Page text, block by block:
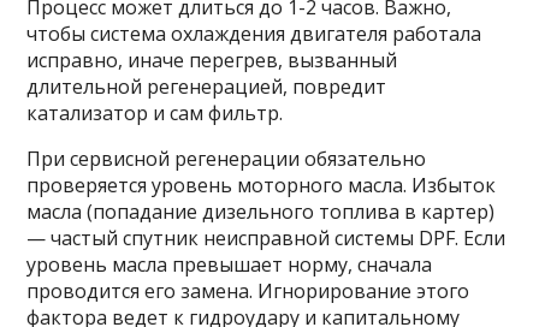
Процесс может длиться до 1-2 часов. Важно,
чтобы система охлаждения двигателя работала
исправно, иначе перегрев, вызванный
длительной регенерацией, повредит
катализатор и сам фильтр.
При сервисной регенерации обязательно
проверяется уровень моторного масла. Избыток
масла (попадание дизельного топлива в картер)
— частый спутник неисправной системы DPF. Если
уровень масла превышает норму, сначала
проводится его замена. Игнорирование этого
фактора ведет к гидроудару и капитальному